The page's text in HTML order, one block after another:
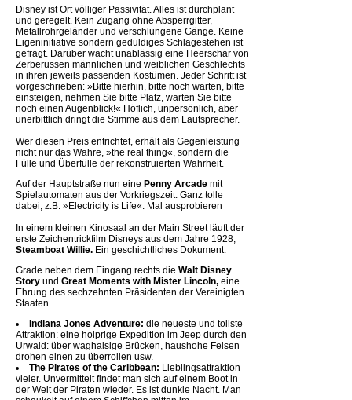
Disney ist Ort völliger Passivität. Alles ist durchplant
und geregelt. Kein Zugang ohne Absperrgitter,
Metallrohrgeländer und verschlungene Gänge. Keine
Eigeninitiative sondern geduldiges Schlagestehen ist
gefragt. Darüber wacht unablässig eine Heerschar von
Zerberussen männlichen und weiblichen Geschlechts
in ihren jeweils passenden Kostümen. Jeder Schritt ist
vorgeschrieben: »Bitte hierhin, bitte noch warten, bitte
einsteigen, nehmen Sie bitte Platz, warten Sie bitte
noch einen Augenblick!« Höflich, unpersönlich, aber
unerbittlich dringt die Stimme aus dem Lautsprecher.
Wer diesen Preis entrichtet, erhält als Gegenleistung
nicht nur das Wahre, »the real thing«, sondern die
Fülle und Überfülle der rekonstruierten Wahrheit.
Auf der Hauptstraße nun eine Penny Arcade mit
Spielautomaten aus der Vorkriegszeit. Ganz tolle
dabei, z.B. »Electricity is Life«. Mal ausprobieren
In einem kleinen Kinosaal an der Main Street läuft der
erste Zeichentrickfilm Disneys aus dem Jahre 1928,
Steamboat Willie. Ein geschichtliches Dokument.
Grade neben dem Eingang rechts die Walt Disney
Story und Great Moments with Mister Lincoln, eine
Ehrung des sechzehnten Präsidenten der Vereinigten
Staaten.
Indiana Jones Adventure: die neueste und tollste
Attraktion: eine holprige Expedition im Jeep durch den
Urwald: über waghalsige Brücken, haushohe Felsen
drohen einen zu überrollen usw.
The Pirates of the Caribbean: Lieblingsattraktion
vieler. Unvermittelt findet man sich auf einem Boot in
der Welt der Piraten wieder. Es ist dunkle Nacht. Man